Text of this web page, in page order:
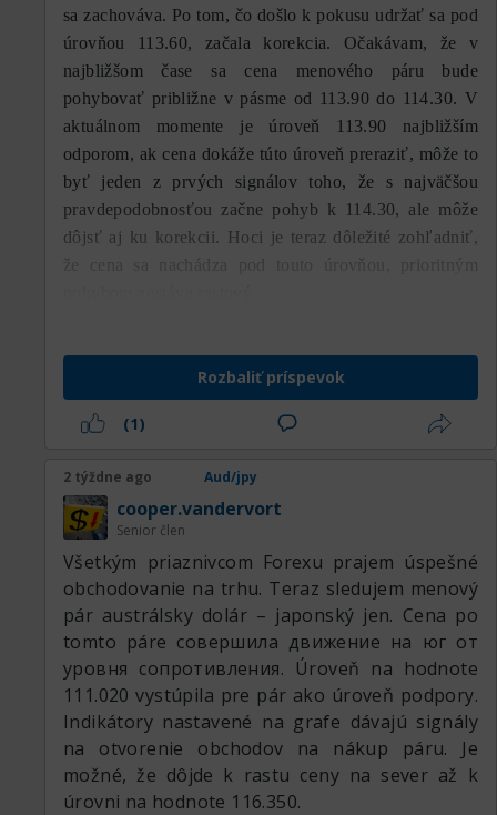
sa zachováva. Po tom, čo došlo k pokusu udržať sa pod
úrovňou 113.60, začala korekcia. Očakávam, že v
najbližšom čase sa cena menového páru bude
pohybovať približne v pásme od 113.90 do 114.30. V
aktuálnom momente je úroveň 113.90 najbližším
odporom, ak cena dokáže túto úroveň preraziť, môže to
byť jeden z prvých signálov toho, že s najväčšou
pravdepodobnosťou začne pohyb k 114.30, ale môže
dôjsť aj ku korekcii. Hoci je teraz dôležité zohľadniť,
že cena sa nachádza pod touto úrovňou, prioritným
Rozbaliť príspevok
(1)
2 týždne ago Aud/jpy
cooper.vandervort
Senior člen
Všetkým priaznivcom Forexu prajem úspešné
obchodovanie na trhu. Teraz sledujem menový
pár austrálsky dolár – japonský jen. Cena po
tomto páre совершила движение на юг от
уровня сопротивления. Úroveň na hodnote
111.020 vystúpila pre pár ako úroveň podpory.
Indikátory nastavené na grafe dávajú signály
na otvorenie obchodov na nákup páru. Je
možné, že dôjde k rastu ceny na sever až k
úrovni na hodnote 116.350.